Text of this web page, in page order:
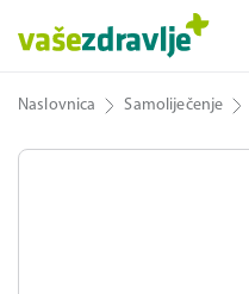
Naslovnica Samoliječenje